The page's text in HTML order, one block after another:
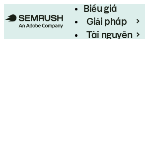
Biểu giá
Giải pháp
Tài nguyên